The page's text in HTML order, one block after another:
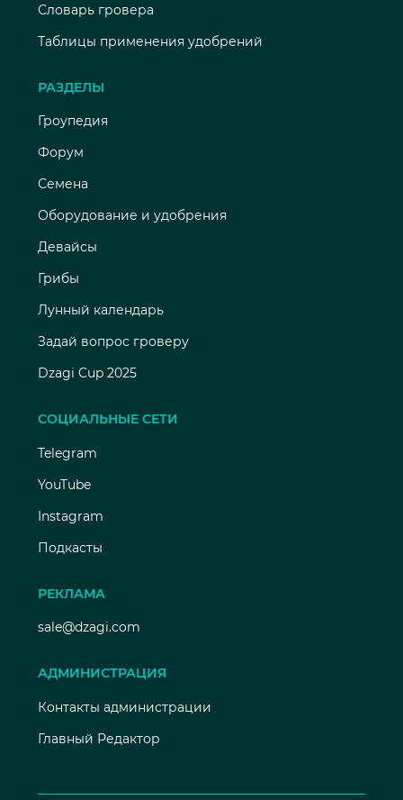
Словарь гровера
Таблицы применения удобрений
РАЗДЕЛЫ
Гроупедия
Форум
Семена
Оборудование и удобрения
Девайсы
Грибы
Лунный календарь
Задай вопрос гроверу
Dzagi Cup 2025
СОЦИАЛЬНЫЕ СЕТИ
Telegram
YouTube
Instagram
Подкасты
РЕКЛАМА
sale@dzagi.com
АДМИНИСТРАЦИЯ
Контакты администрации
Главный Редактор